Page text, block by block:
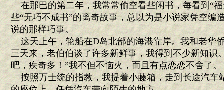
在那巴的第二年，我常常偷空看些闲书，每看到“福
些“无巧不成书”的离奇故事，总以为是小说家凭空编
说的那样巧事。
这天上午，轮船在D岛北部的海港靠岸。我和老华
三天来，老伯伯谈了许多新鲜事，我得到不少新知识
吧，疾奇多！”我不但不恼火，而且有点恋恋不舍了。
按照万士统的指教，我提着小藤箱，走到长途汽车